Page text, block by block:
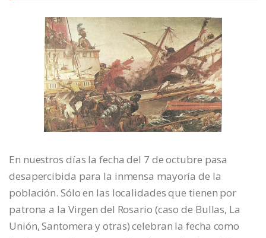
En nuestros días la fecha del 7 de octubre pasa
desapercibida para la inmensa mayoría de la
población. Sólo en las localidades que tienen por
patrona a la Virgen del Rosario (caso de Bullas, La
Unión, Santomera y otras) celebran la fecha como